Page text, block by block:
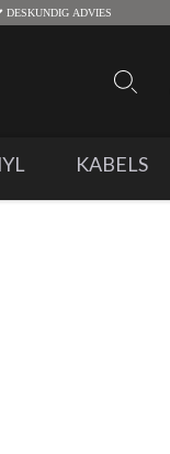
DESKUNDIG ADVIES
KABELS